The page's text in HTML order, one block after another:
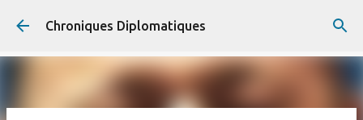
Accéder au contenu principal
Chroniques Diplomatiques